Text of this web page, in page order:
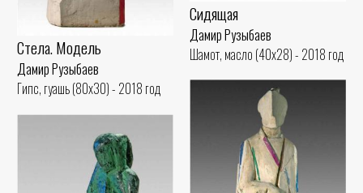
Сидящая
Дамир Рузыбаев
Шамот, масло (40x28) - 2018 год
Стела. Модель
Дамир Рузыбаев
Гипс, гуашь (80x30) - 2018 год